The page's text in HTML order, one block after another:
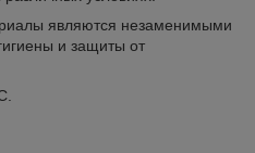
являются незаменимыми
и защиты от